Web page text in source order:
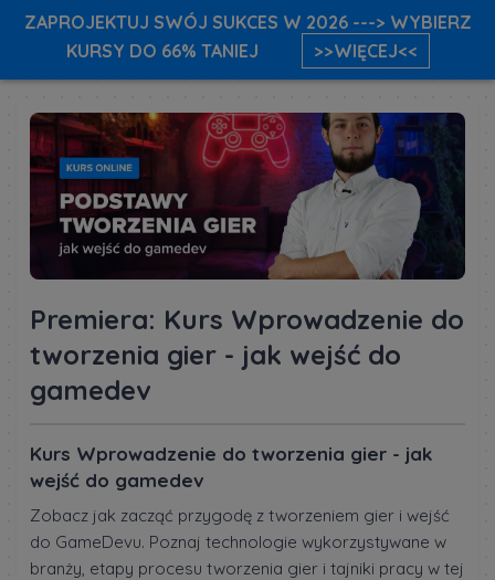
Premiera: Kurs Wprowadzenie do
tworzenia gier - jak wejść do
gamedev
Kurs Wprowadzenie do tworzenia gier - jak
wejść do gamedev
Zobacz jak zacząć przygodę z tworzeniem gier i wejść
do GameDevu. Poznaj technologie wykorzystywane w
branży, etapy procesu tworzenia gier i tajniki pracy w tej
ZAPROJEKTUJ SWÓJ SUKCES W 2026 ---> WYBIERZ
KURSY DO 66% TANIEJ
>>WIĘCEJ<<